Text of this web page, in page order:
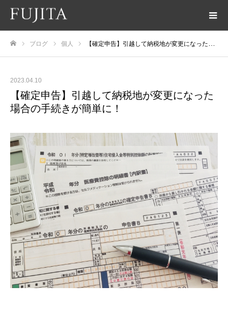
ブログ 個人 【確定申告】引越して納税地が変更になった場合の手続きが簡単に！
2023.04.10
【確定申告】引越して納税地が変更になった
場合の手続きが簡単に！